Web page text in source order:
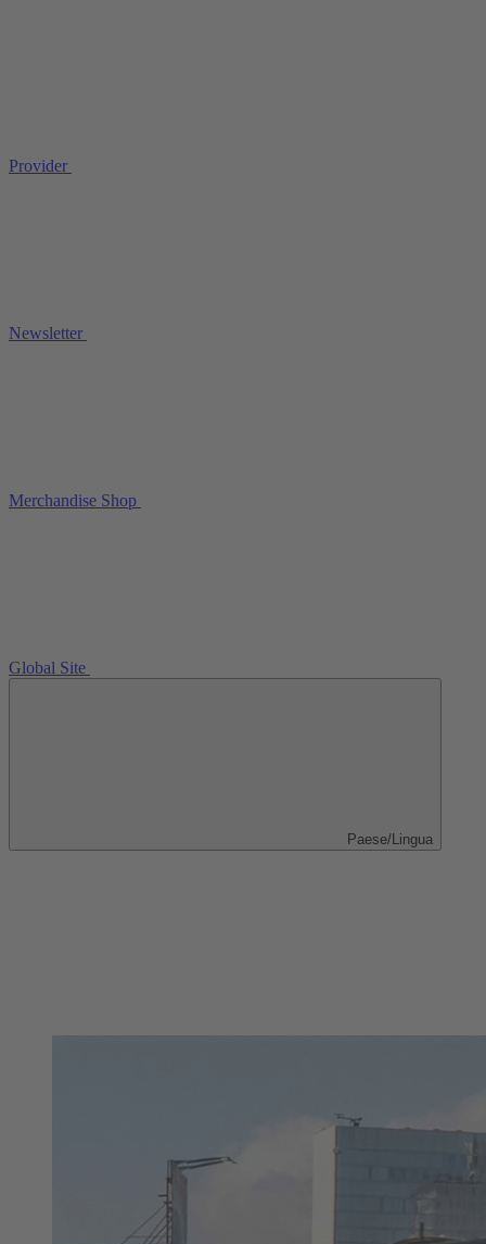
Provider
Newsletter
Merchandise Shop
Global Site
Paese/Lingua